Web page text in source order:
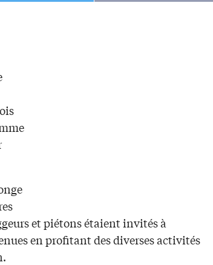
et piétons étaient invités à
en profitant des diverses activités